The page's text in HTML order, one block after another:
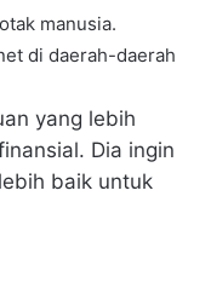
manusia.
di daerah-daerah
yang lebih
Dia ingin
baik untuk